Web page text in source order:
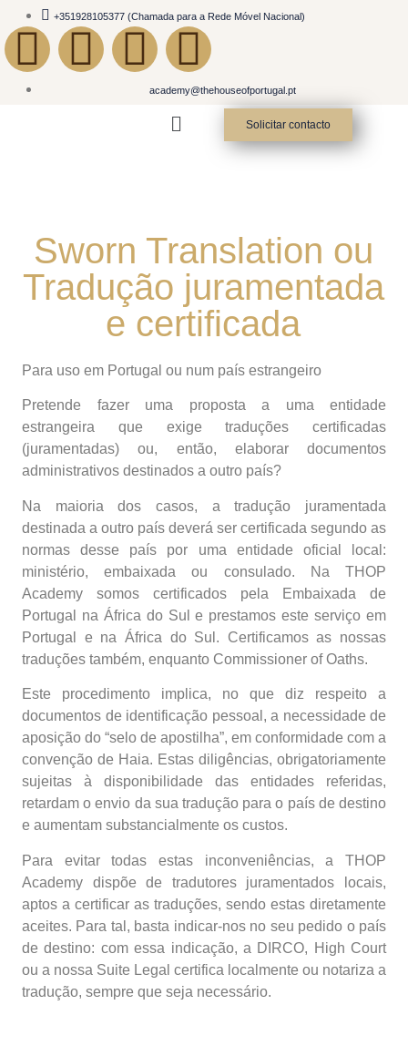
+351928105377 (Chamada para a Rede Móvel Nacional)
academy@thehouseofportugal.pt
Solicitar contacto
Sworn Translation ou
Tradução juramentada
e certificada
Para uso em Portugal ou num país estrangeiro
Pretende fazer uma proposta a uma entidade
estrangeira que exige traduções certificadas
(juramentadas) ou, então, elaborar documentos
administrativos destinados a outro país?
Na maioria dos casos, a tradução juramentada
destinada a outro país deverá ser certificada segundo as
normas desse país por uma entidade oficial local:
ministério, embaixada ou consulado.
Na THOP
Academy somos certificados pela Embaixada de
Portugal na África do Sul e prestamos este serviço em
Portugal e na África do Sul. Certificamos as nossas
traduções também, enquanto Commissioner of Oaths.
Este procedimento implica, no que diz respeito a
documentos de identificação pessoal, a necessidade de
aposição do “selo de apostilha”, em conformidade com a
convenção de Haia. Estas diligências, obrigatoriamente
sujeitas à disponibilidade das entidades referidas,
retardam o envio da sua tradução para o país de destino
e aumentam substancialmente os custos.
Para evitar todas estas inconveniências, a THOP
Academy dispõe de tradutores juramentados locais,
aptos a certificar as traduções, sendo estas diretamente
aceites. Para tal, basta indicar-nos no seu pedido o país
de destino: com essa indicação, a DIRCO, High Court
ou a nossa Suite Legal certifica localmente ou notariza a
tradução, sempre que seja necessário.